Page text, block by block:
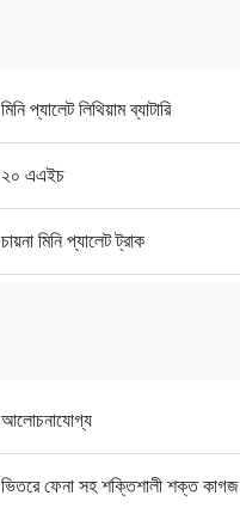
মিনি প্যালেট লিথিয়াম ব্যাটারি
২০ এএইচ
চায়না মিনি প্যালেট ট্রাক
আলোচনাযোগ্য
ভিতরে ফেনা সহ শক্তিশালী শক্ত কাগজ